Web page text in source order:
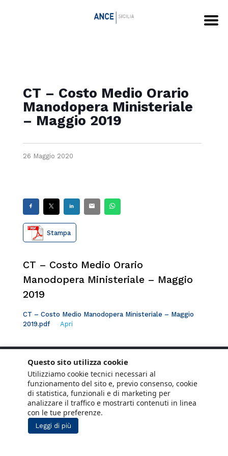
CT – Costo Medio Orario
Manodopera Ministeriale
– Maggio 2019
26 Maggio 2020
Stampa
CT – Costo Medio Orario
Manodopera Ministeriale – Maggio
2019
CT – Costo Medio Manodopera Ministeriale – Maggio
2019.pdf
Apri
Questo sito utilizza cookie
Utilizziamo cookie tecnici necessari al
funzionamento del sito e, previo consenso, cookie
di statistica, funzionali e di marketing per
analizzare il traffico e mostrarti contenuti in linea
con le tue preferenze.
Leggi di più